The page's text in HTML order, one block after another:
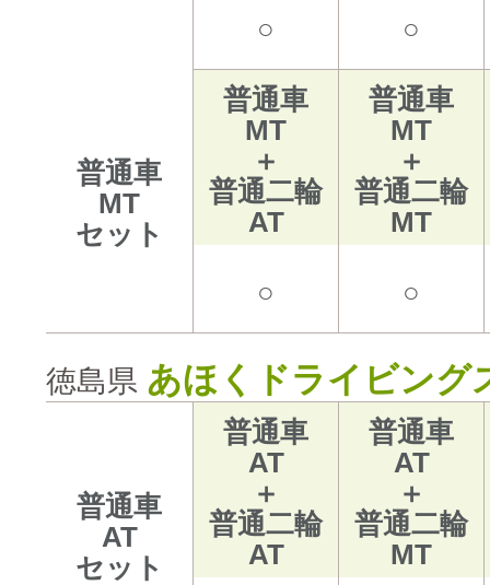
○ ○
普通車
MT
セット
普通車
MT
＋
普通二輪
AT
普通車
MT
＋
普通二輪
MT
○ ○
徳島県 あほくドライビング
普通車
AT
セット
普通車
AT
＋
普通二輪
AT
普通車
AT
＋
普通二輪
MT